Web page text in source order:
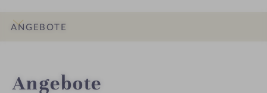
ANGEBOTE
Angebote